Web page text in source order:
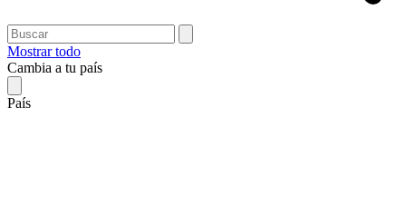
Mostrar todo
Cambia a tu país
País